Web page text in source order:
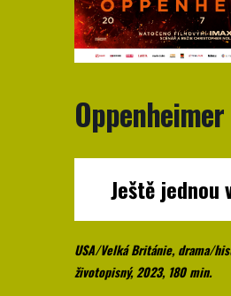
Oppenheimer
Ještě jednou
USA/Velká Británie, drama/
životopisný, 2023, 180 min.